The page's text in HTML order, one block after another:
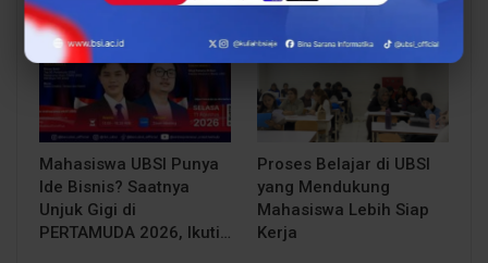
EVENT
Mahasiswa UBSI Punya
Ide Bisnis? Saatnya
Unjuk Gigi di
PERTAMUDA 2026, Ikuti…
Proses Belajar di UBSI
yang Mendukung
Mahasiswa Lebih Siap
Kerja